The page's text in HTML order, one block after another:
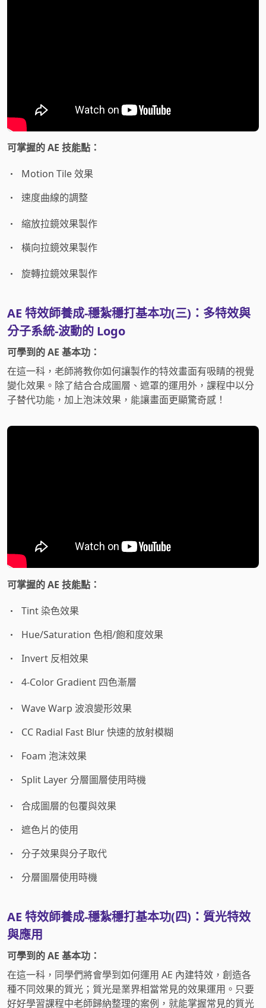
可掌握的 AE 技能點：
Motion Tile 效果
速度曲線的調整
縮放拉鏡效果製作
橫向拉鏡效果製作
旋轉拉鏡效果製作
AE 特效師養成-穩紮穩打基本功(三)：多特效與
分子系統-波動的 Logo
可學到的 AE 基本功：
在這一科，老師將教你如何讓製作的特效畫面有吸睛的視覺
變化效果。除了結合合成圖層、遮罩的運用外，課程中以分
子替代功能，加上泡沫效果，能讓畫面更顯驚奇感！
可掌握的 AE 技能點：
Tint 染色效果
Hue/Saturation 色相/飽和度效果
Invert 反相效果
4-Color Gradient 四色漸層
Wave Warp 波浪變形效果
CC Radial Fast Blur 快速的放射模糊
Foam 泡沫效果
Split Layer 分層圖層使用時機
合成圖層的包覆與效果
遮色片的使用
分子效果與分子取代
分層圖層使用時機
AE 特效師養成-穩紮穩打基本功(四)：質光特效
與應用
可學到的 AE 基本功：
在這一科，同學們將會學到如何運用 AE 內建特效，創造各
種不同效果的質光；質光是業界相當常見的效果運用。只要
好好學習課程中老師歸納整理的案例，就能掌握常見的質光